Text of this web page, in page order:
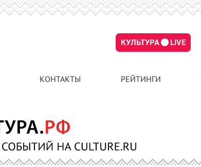
КУЛЬТУРА LIVE
КОНТАКТЫ РЕЙТИНГИ